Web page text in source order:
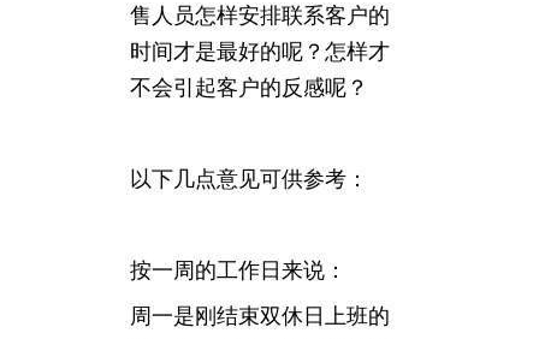
售人员怎样安排联系客户的
时间才是最好的呢？怎样才
不会引起客户的反感呢？
以下几点意见可供参考：
按一周的工作日来说：
周一是刚结束双休日上班的